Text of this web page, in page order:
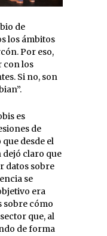
de
los ámbitos
Por eso,
con los
Si no, son
es
de
desde el
claro que
datos sobre
se
era
sobre cómo
que, al
de forma